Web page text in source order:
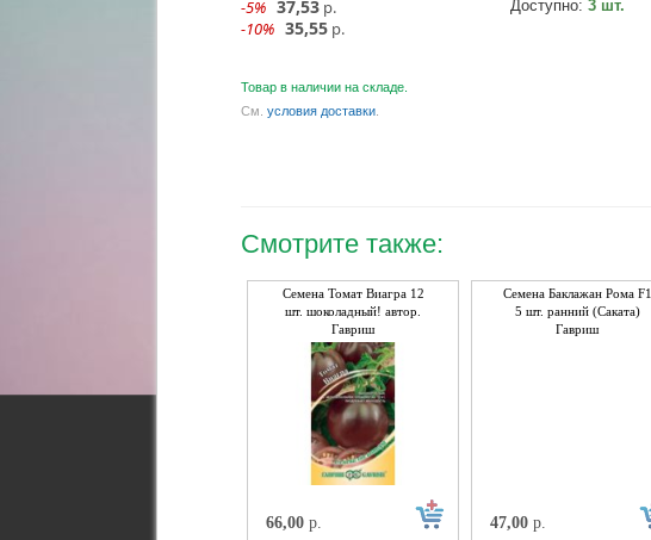
-5% 37,53 р.
-10% 35,55 р.
Доступно: 3 шт.
Товар в наличии на складе.
См. условия доставки
Смотрите также:
Семена Томат Виагра 12
шт. шоколадный! автор.
Гавриш
66,00 р.
Семена Баклажан Рома F1
5 шт. ранний (Саката)
Гавриш
47,00 р.